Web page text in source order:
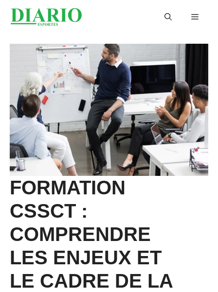
Menu
FORMATION
CSSCT :
COMPRENDRE
LES ENJEUX ET
LE CADRE DE LA